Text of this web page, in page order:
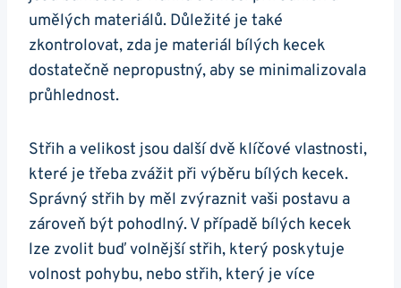
umělých ‌materiálů. Důležité je také
zkontrolovat, zda je materiál bílých kecek
dostatečně nepropustný, aby se minimalizovala
průhlednost.
Střih⁤ a velikost‍ jsou další ⁣dvě klíčové vlastnosti,
které⁣ je třeba zvážit při výběru bílých kecek.
Správný‌ střih by měl zvýraznit vaši postavu a
zároveň být pohodlný. V případě bílých kecek
lze‍ zvolit buď volnější střih, který poskytuje
volnost pohybu, nebo střih,‍ který je ‍více